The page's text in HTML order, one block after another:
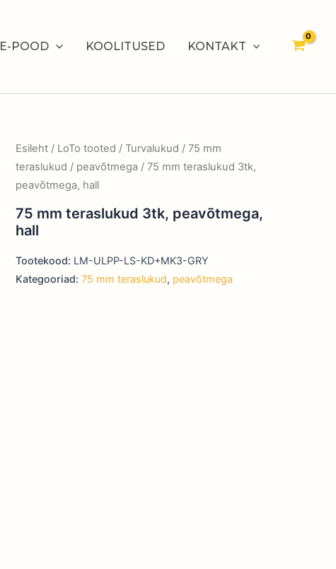
E-POOD KOOLITUSED KONTAKT
Esileht/ LoTo tooted / Turvalukud / 75 mm
teraslukud / peavõtmega / 75 mm teraslukud 3tk,
peavõtmega, hall
75 mm teraslukud 3tk, peavõtmega,
hall
Tootekood: LM-ULPP-LS-KD+MK3-GRY
Kategooriad: 75 mm teraslukud, peavõtmega